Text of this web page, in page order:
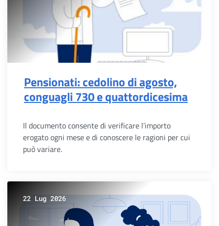
Pensionati: cedolino di agosto,
conguagli 730 e quattordicesima
Il documento consente di verificare l’importo
erogato ogni mese e di conoscere le ragioni per cui
può variare.
22 Lug 2026